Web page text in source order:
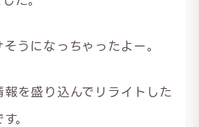
うになっちゃったよー。
を盛り込んでリライトした
。